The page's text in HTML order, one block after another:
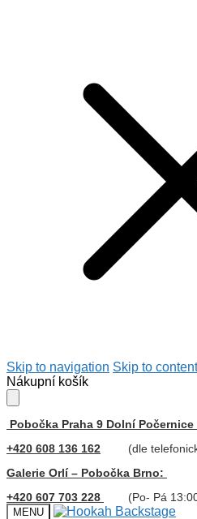
Skip to navigation Skip to content
Nákupní košík
Pobočka Praha 9 Dolní Počernice
+420 608 136 162
(dle
Galerie Orlí – Pobočka Brno:
+420 607 703 228
(Po- Pá
MENU